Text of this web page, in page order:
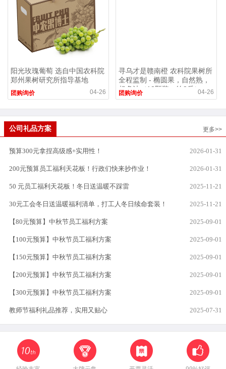
阳光玫瑰葡萄 选自中国农科院
郑州果树研究所指导基地
团购询价 04-26
寻乌才是赣南橙 农科院果树所
全程监制 - 椭圆果，自然熟，
超多汁（12颗装，约8斤）
团购询价 04-26
公司礼品方案 更多>>
预算300元拿捏高级感+实用性！ 2026-01-31
200元预算员工福利天花板！行政们快来抄作业！ 2026-01-31
50 元员工福利天花板！冬日送温暖不踩雷 2025-11-21
30元工会冬日送温暖福利清单，打工人冬日续命套装！ 2025-11-21
【80元预算】中秋节员工福利方案 2025-09-01
【100元预算】中秋节员工福利方案 2025-09-01
【150元预算】中秋节员工福利方案 2025-09-01
【200元预算】中秋节员工福利方案 2025-09-01
【300元预算】中秋节员工福利方案 2025-09-01
教师节福利礼品推荐，实用又贴心 2025-07-31